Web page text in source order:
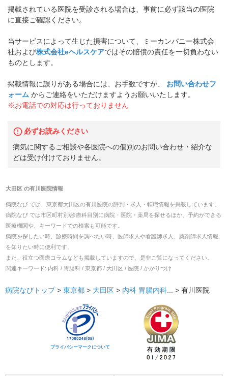
掲載されている医院を受診される場合は、事前に必ず該当の医院
に直接ご確認ください。
当サービスによって生じた損害について、ミーカンパニー株式会
社および株式会社eヘルスケアではその賠償の責任を一切負わない
ものとします。
掲載情報に誤りがある場合には、お手数ですが、
お問い合わせフ
ォーム からご連絡をいただけますようお願いいたします。
※お電話での対応は行っておりません
必ずお読みください
病気に関するご相談や各医院への個別のお問い合わせ・紹介な
どは受け付けておりません。
大田区の有川医院情報
病院なび では、 東京都大田区の有川医院の評判・求人・転職情報を掲載しています。
病院なび では市区町村別/診療科目別に病院・医院・薬局を探せるほか、予約ができる
医療機関や、キーワードでの検索も可能です。
病院を探したい時、診療時間を調べたい時、医師求人や看護師求人、薬剤師求人情報
を知りたい時に便利です。
また、役立つ医療コラムなども掲載していますので、是非ご覧になってください。
関連キーワード: 内科 / 胃腸科 / 東京都 / 大田区 / 医院 / かかりつけ
病院なびトップ > 東京都 > 大田区 > 内科 胃腸内科... > 有川医院
プライバシーマークについて